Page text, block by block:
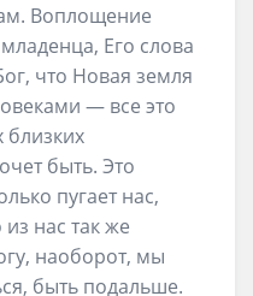
Воплощение
Его слова
что Новая земля
— все это
близких
быть. Это
пугает нас,
нас так же
наоборот, мы
быть подальше.